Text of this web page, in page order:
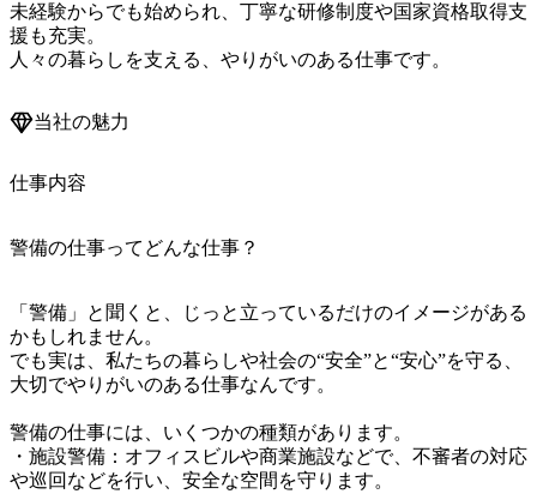
未経験からでも始められ、丁寧な研修制度や国家資格取得支
援も充実。
人々の暮らしを支える、やりがいのある仕事です。
当社の魅力
仕事内容
警備の仕事ってどんな仕事？
「警備」と聞くと、じっと立っているだけのイメージがある
かもしれません。
でも実は、私たちの暮らしや社会の“安全”と“安心”を守る、
大切でやりがいのある仕事なんです。
警備の仕事には、いくつかの種類があります。
・施設警備：オフィスビルや商業施設などで、不審者の対応
や巡回などを行い、安全な空間を守ります。